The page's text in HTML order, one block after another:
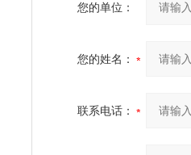
您的单位：
您的姓名：
联系电话：